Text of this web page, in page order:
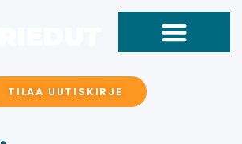
TILAA UUTISKIRJE